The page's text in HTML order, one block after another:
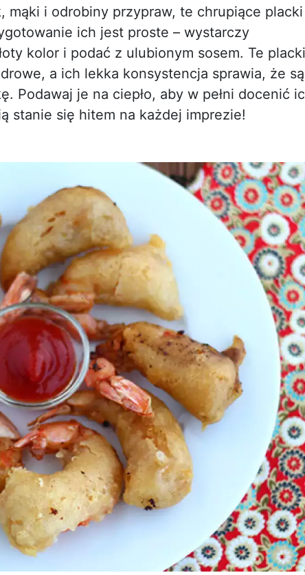
mąki i odrobiny przypraw, te chrupiące
ich jest proste – wystarczy
kolor i podać z ulubionym sosem. Te placki
a ich lekka konsystencja sprawia, że są
Podawaj je na ciepło, aby w pełni docenić
stanie się hitem na każdej imprezie!